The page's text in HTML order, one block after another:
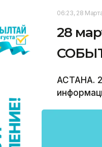
06:23, 28
28
АСТАНА.